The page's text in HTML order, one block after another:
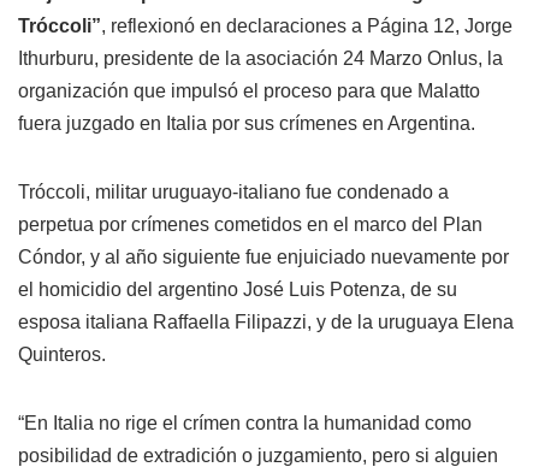
Tróccoli”, reflexionó en declaraciones a Página 12, Jorge
Ithurburu, presidente de la asociación 24 Marzo Onlus, la
organización que impulsó el proceso para que Malatto
fuera juzgado en Italia por sus crímenes en Argentina.
Tróccoli, militar uruguayo-italiano fue condenado a
perpetua por crímenes cometidos en el marco del Plan
Cóndor, y al año siguiente fue enjuiciado nuevamente por
el homicidio del argentino José Luis Potenza, de su
esposa italiana Raffaella Filipazzi, y de la uruguaya Elena
Quinteros.
“En Italia no rige el crímen contra la humanidad como
posibilidad de extradición o juzgamiento, pero si alguien